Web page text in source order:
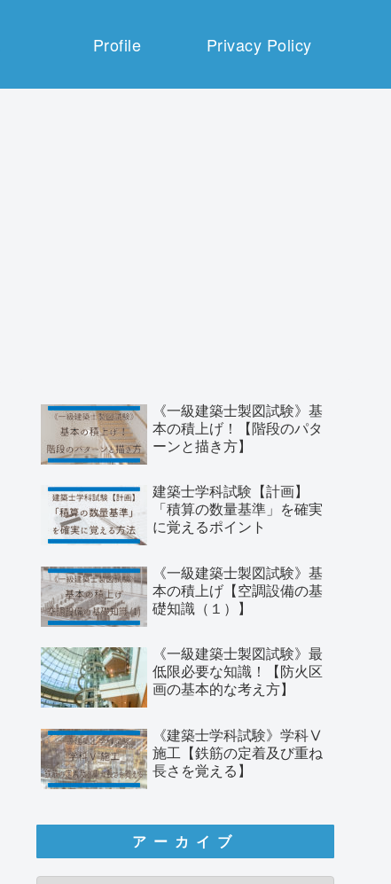
Profile Privacy Policy
《一級建築士製図試験》基
本の積上げ！【階段のパタ
ーンと描き方】
建築士学科試験【計画】
「積算の数量基準」を確実
に覚えるポイント
《一級建築士製図試験》基
本の積上げ【空調設備の基
礎知識（１）】
《一級建築士製図試験》最
低限必要な知識！【防火区
画の基本的な考え方】
《建築士学科試験》学科Ⅴ
施工【鉄筋の定着及び重ね
長さを覚える】
アーカイブ